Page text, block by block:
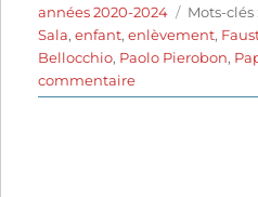
le
années 2020-2024
Étiquettes
Mots-clés :
Sala,enfant,enlèvement,
Bellocchio, Paolo Pierobon,
commentairesur
L’Enlèvement